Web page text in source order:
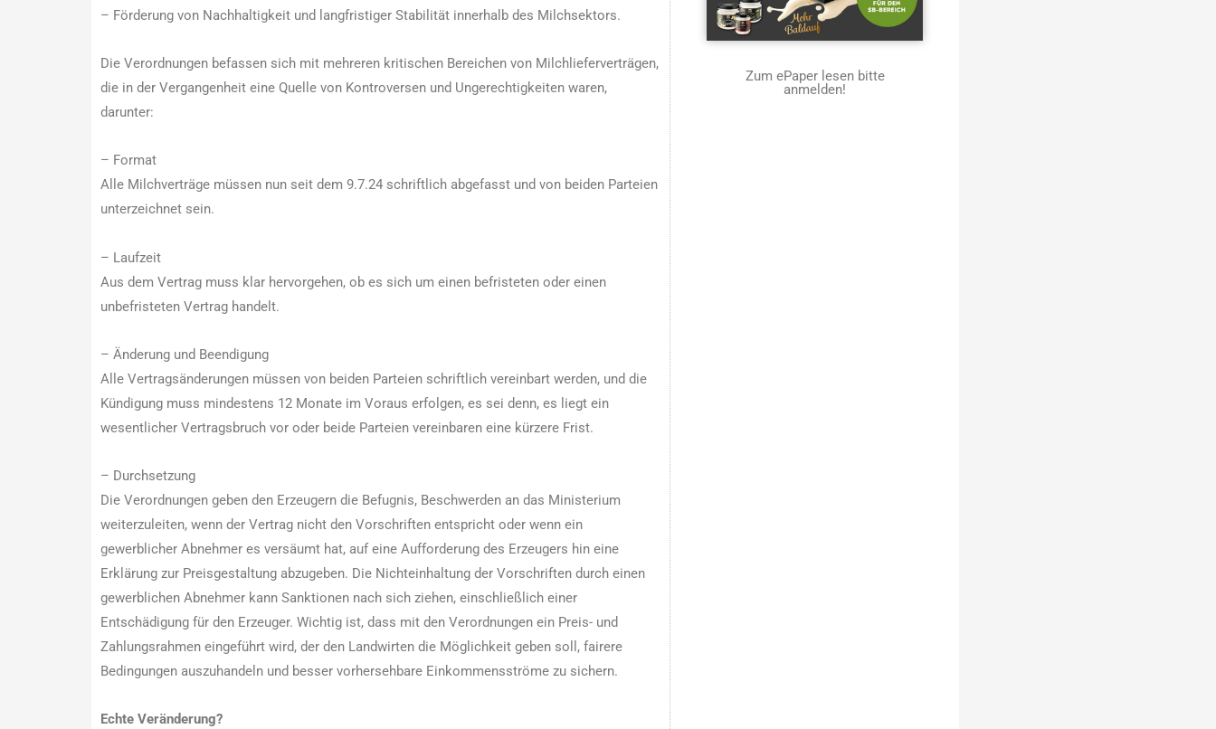
– Förderung von Nachhaltigkeit und langfristiger Stabilität innerhalb des Milchsektors.
Die Verordnungen befassen sich mit mehreren kritischen Bereichen von Milchlieferverträgen,
die in der Vergangenheit eine Quelle von Kontroversen und Ungerechtigkeiten waren,
darunter:
– Format
Alle Milchverträge müssen nun seit dem 9.7.24 schriftlich abgefasst und von beiden Parteien
unterzeichnet sein.
– Laufzeit
Aus dem Vertrag muss klar hervorgehen, ob es sich um einen befristeten oder einen
unbefristeten Vertrag handelt.
– Änderung und Beendigung
Alle Vertragsänderungen müssen von beiden Parteien schriftlich vereinbart werden, und die
Kündigung muss mindestens 12 Monate im Voraus erfolgen, es sei denn, es liegt ein
wesentlicher Vertragsbruch vor oder beide Parteien vereinbaren eine kürzere Frist.
– Durchsetzung
Die Verordnungen geben den Erzeugern die Befugnis, Beschwerden an das Ministerium
weiterzuleiten, wenn der Vertrag nicht den Vorschriften entspricht oder wenn ein
gewerblicher Abnehmer es versäumt hat, auf eine Aufforderung des Erzeugers hin eine
Erklärung zur Preisgestaltung abzugeben. Die Nichteinhaltung der Vorschriften durch einen
gewerblichen Abnehmer kann Sanktionen nach sich ziehen, einschließlich einer
Entschädigung für den Erzeuger. Wichtig ist, dass mit den Verordnungen ein Preis- und
Zahlungsrahmen eingeführt wird, der den Landwirten die Möglichkeit geben soll, fairere
Bedingungen auszuhandeln und besser vorhersehbare Einkommensströme zu sichern.
Echte Veränderung?
Zum ePaper lesen bitte
anmelden!